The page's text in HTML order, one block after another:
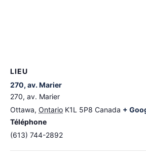
LIEU
270, av. Marier
270, av. Marier
Ottawa, Ontario K1L 5P8 Canada +
Téléphone
(613) 744-2892